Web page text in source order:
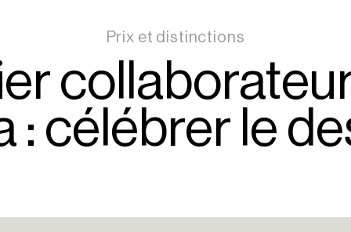
Prix et distinctions
: célébrer le